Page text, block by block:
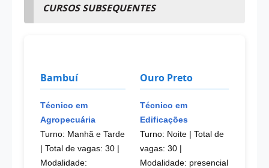
CURSOS SUBSEQUENTES
Bambuí
Técnico em
Agropecuária
Turno: Manhã e Tarde
| Total de vagas: 30 |
Modalidade:
Ouro Preto
Técnico em
Edificações
Turno: Noite | Total de
vagas: 30 |
Modalidade: presencial